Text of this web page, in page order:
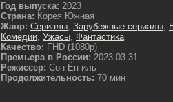
Год выпуска: 2023
Страна: Корея Южная
Жанр: Сериалы, Зарубежные сериалы,
Комедии, Ужасы, Фантастика
Качество: FHD (1080p)
Премьера в России: 2023-03-31
Режиссер: Сон Ён-иль
Продолжительность: 70 мин